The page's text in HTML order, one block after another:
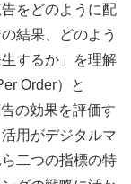
をどのように配
結果、どのよう
するか」を理解
Order）と
の効果を評価す
用がデジタルマ
二つの指標の特